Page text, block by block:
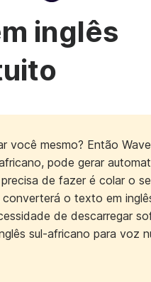
inglês
você mesmo? Então
pode gerar
de fazer é colar o
o texto em
de descarregar
sul-africano para voz